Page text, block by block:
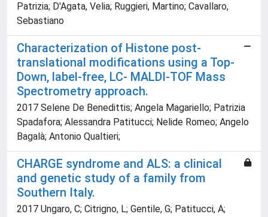
Patrizia; D'Agata, Velia; Ruggieri, Martino; Cavallaro,
Sebastiano
Characterization of Histone post-
translational modifications using a Top-
Down, label-free, LC- MALDI-TOF Mass
Spectrometry approach.
2017 Selene De Benedittis; Angela Magariello; Patrizia
Spadafora; Alessandra Patitucci; Nelide Romeo; Angelo
Bagalà; Antonio Qualtieri;
CHARGE syndrome and ALS: a clinical
and genetic study of a family from
Southern Italy.
2017 Ungaro, C; Citrigno, L; Gentile, G; Patitucci, A;